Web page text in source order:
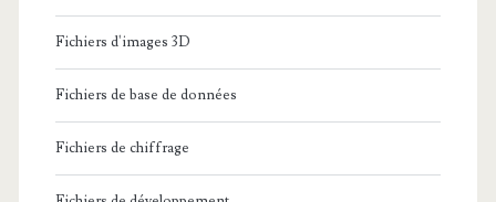
Fichiers d'images 3D
Fichiers de base de données
Fichiers de chiffrage